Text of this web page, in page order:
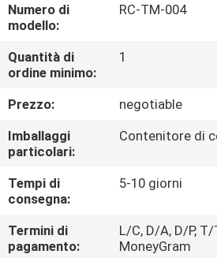
CONTROLLO
DI
QUALITÀ
CONTATTICI
RICHIEDA
UNA
CITAZIONE
Numero di
modello:
RC-TM-004
Quantità di
ordine minimo:
1
Prezzo:
negotiable
Imballaggi
particolari:
Contenitore di
Tempi di
consegna:
5-10 giorni
Termini di
pagamento:
L/C, D/A, D/P,
MoneyGram